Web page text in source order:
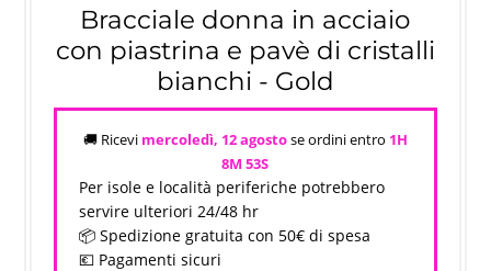
Bracciale donna in acciaio
con piastrina e pavè di cristalli
bianchi - Gold
🚚 Ricevi mercoledì, 12 agostose ordini entro 1H
8M 53S
Per isole e località periferiche potrebbero
servire ulteriori 24/48 hr
📦 Spedizione gratuita con 50€ di spesa
💶 Pagamenti sicuri